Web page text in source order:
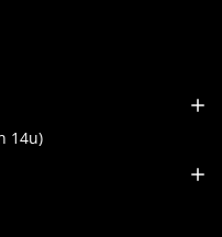
14u)